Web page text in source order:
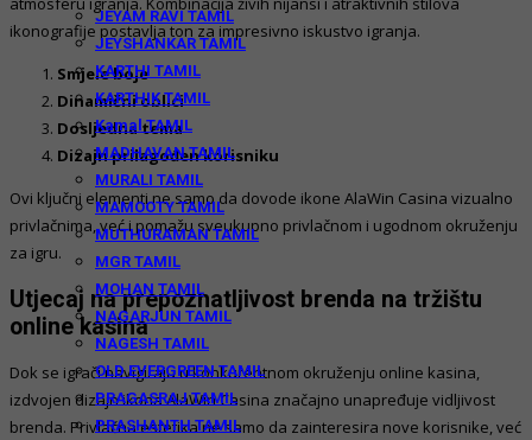
JEYAM RAVI TAMIL
JEYSHANKAR TAMIL
KARTHI TAMIL
KARTHIK TAMIL
Kamal TAMIL
MADHAVAN TAMIL
MURALI TAMIL
MAMOOTY TAMIL
MUTHURAMAN TAMIL
MGR TAMIL
MOHAN TAMIL
NAGARJUN TAMIL
NAGESH TAMIL
OLD EVERGREEN TAMIL
PRAGASRAJ TAMIL
PRASHANTH TAMIL
ikonografije postavlja ton za impresivno iskustvo igranja.
Smjele boje
Dinamični oblici
Dosljedna tema
Dizajn prilagođen korisniku
Ovi ključni elementi ne samo da dovode ikone AlaWin Casina vizualno
privlačnima, već i pomažu sveukupno privlačnom i ugodnom okruženju
za igru.
Utjecaj na prepoznatljivost brenda na tržištu
online kasina
Dok se igrači navigiraju u konkurentnom okruženju online kasina,
izdvojen dizajn ikona AlaWin Casina značajno unapređuje vidljivost
brenda. Privlačna estetika ne samo da zainteresira nove korisnike, već